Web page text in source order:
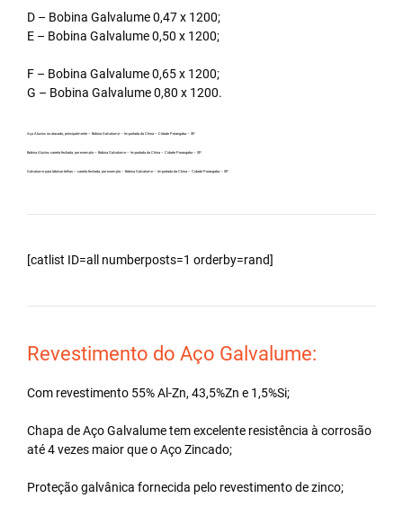
D – Bobina Galvalume 0,47 x 1200;
E – Bobina Galvalume 0,50 x 1200;
F – Bobina Galvalume 0,65 x 1200;
G – Bobina Galvalume 0,80 x 1200.
Aço Aluzinc no atacado, principalmente – Bobina Galvalume – Importada da China – Cidade Porangaba – SP.
Bobina Aluzinc carreta fechada, por exemplo – Bobina Galvalume – Importada da China – Cidade Porangaba – SP.
Galvalume para fabricar telhas – carreta fechada, por exemplo – Bobina Galvalume – Importada da China – Cidade Porangaba – SP.
[catlist ID=all numberposts=1 orderby=rand]
Revestimento do Aço Galvalume:
Com revestimento 55% Al-Zn, 43,5%Zn e 1,5%Si;
Chapa de Aço Galvalume tem excelente resistência à corrosão
até 4 vezes maior que o Aço Zincado;
Proteção galvânica fornecida pelo revestimento de zinco;